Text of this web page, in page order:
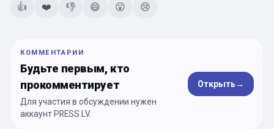
👍 ❤️ 👎 😄 😮 😢
КОММЕНТАРИИ
Будьте первым, кто
прокомментирует
Для участия в обсуждении нужен
аккаунт PRESS.LV.
Открыть→